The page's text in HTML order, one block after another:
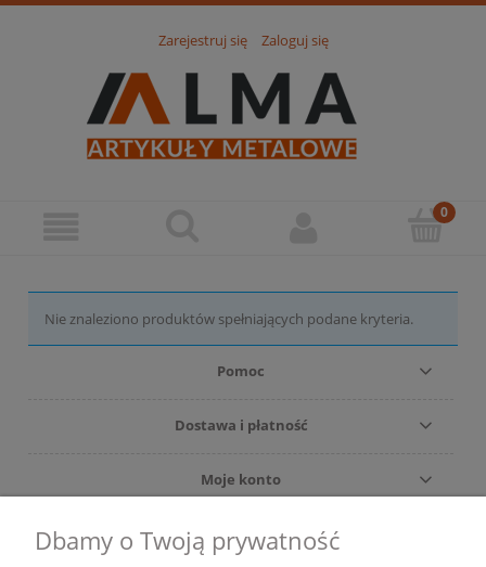
Zarejestruj się Zaloguj się
Nie znaleziono produktów spełniających podane kryteria.
Pomoc
Dostawa i płatność
Moje konto
Gwarancja i zwroty
Dbamy o Twoją prywatność